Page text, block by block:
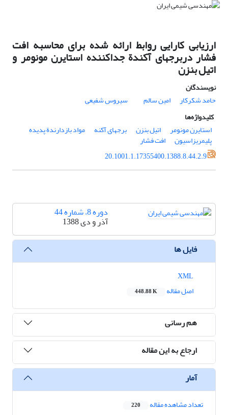
ارزیابی کارایی روابط ارائه شده برای محاسبه افت
فشار دربرجهای آکندة جداکننده استایرن مونومر و
اتیل بنزن
نویسندگان
حامد شکرکار
امین سالم
سیروس شفیعی
کلیدواژه‌ها
استایرن مونومر
اتیل بنزن برجهای آکنه مواد بازدارندة پدیده
پلیمریزاسیون
افت فشار
20.1001.1.17355400.1388.8.44.2.9
دوره 8، شماره 44
آذر و دی 1388
فایل ها
اصل مقاله
448.88 K
هم رسانی
ارجاع به این مقاله
آمار
تعداد مشاهده مقاله 220